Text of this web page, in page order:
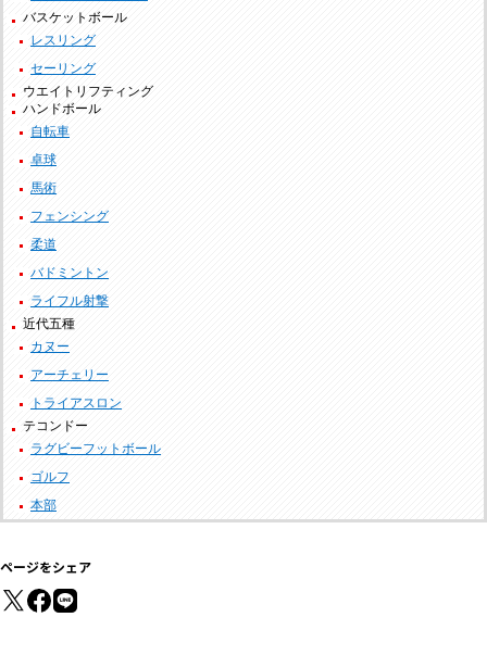
バスケットボール
レスリング
セーリング
ウエイトリフティング
ハンドボール
自転車
卓球
馬術
フェンシング
柔道
バドミントン
ライフル射撃
近代五種
カヌー
アーチェリー
トライアスロン
テコンドー
ラグビーフットボール
ゴルフ
本部
ページをシェア